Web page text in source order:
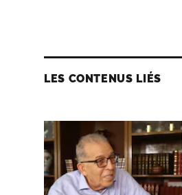
LES CONTENUS LIÉS